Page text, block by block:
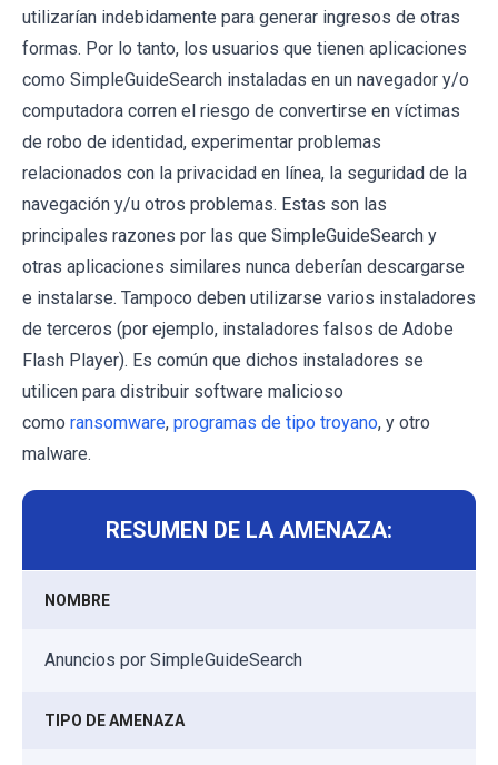
utilizarían indebidamente para generar ingresos de otras
formas. Por lo tanto, los usuarios que tienen aplicaciones
como SimpleGuideSearch instaladas en un navegador y/o
computadora corren el riesgo de convertirse en víctimas
de robo de identidad, experimentar problemas
relacionados con la privacidad en línea, la seguridad de la
navegación y/u otros problemas. Estas son las
principales razones por las que SimpleGuideSearch y
otras aplicaciones similares nunca deberían descargarse
e instalarse. Tampoco deben utilizarse varios instaladores
de terceros (por ejemplo, instaladores falsos de Adobe
Flash Player). Es común que dichos instaladores se
utilicen para distribuir software malicioso
como ransomware, programas de tipo troyano, y otro
malware.
RESUMEN DE LA AMENAZA:
NOMBRE
Anuncios por SimpleGuideSearch
TIPO DE AMENAZA